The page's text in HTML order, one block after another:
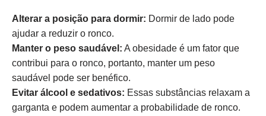
Alterar a posição para dormir: Dormir de lado pode
ajudar a reduzir o ronco.
Manter o peso saudável: A obesidade é um fator que
contribui para o ronco, portanto, manter um peso
saudável pode ser benéfico.
Evitar álcool e sedativos: Essas substâncias relaxam a
garganta e podem aumentar a probabilidade de ronco.